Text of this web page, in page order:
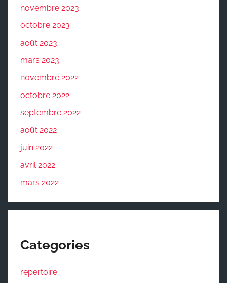
novembre 2023
octobre 2023
août 2023
mars 2023
novembre 2022
octobre 2022
septembre 2022
août 2022
juin 2022
avril 2022
mars 2022
Categories
repertoire